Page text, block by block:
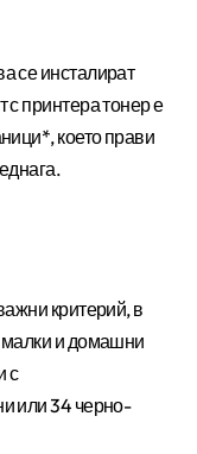
се инсталират
с принтера тонер е
което прави
критерий, в
малки и домашни
с
или 34 черно-